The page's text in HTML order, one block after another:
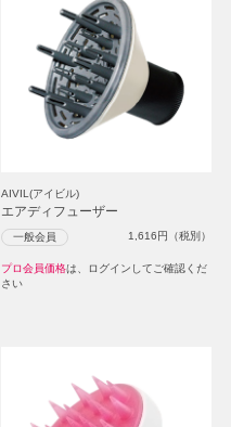
AIVIL(アイビル)
エアディフューザー
一般会員 1,616円（税別）
プロ会員価格は、ログインしてご確認くだ
さい